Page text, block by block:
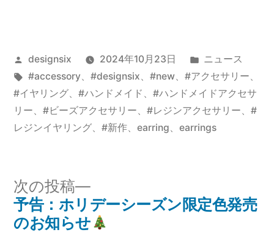
投
稿
者:
designsix 2024年10月23日
カ
テ
ゴ
リ
ー:
ニュース
タ
グ:
#accessory、 #designsix、 #new、 #アクセサリー、
#イヤリング、 #ハンドメイド 、 #ハンドメイドアクセサ
リー、 #ビーズアクセサリー、 #レジンアクセサリー、 #
レジンイヤリング、 #新作、 earring、 earrings
投
次の投稿
次
の
投
予告：ホリデーシーズン限定色発売
のお知らせ